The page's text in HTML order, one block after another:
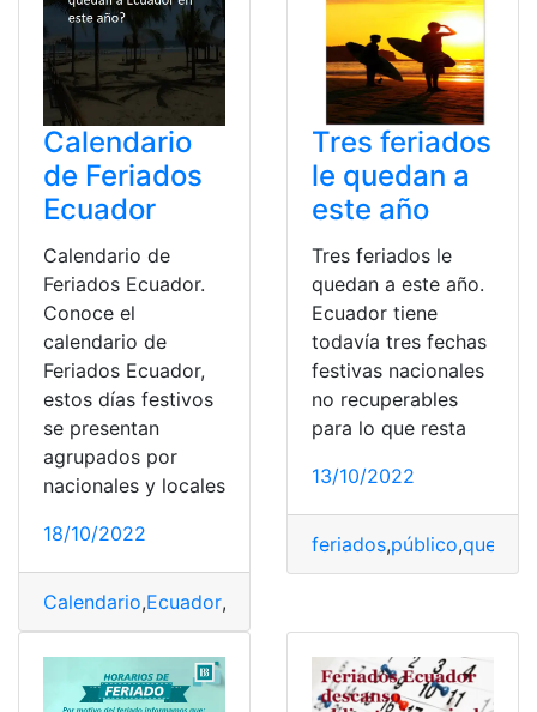
Calendario
de Feriados
Ecuador
Calendario de
Feriados Ecuador.
Conoce el
calendario de
Feriados Ecuador,
estos días festivos
se presentan
agrupados por
nacionales y locales
18/10/2022
Calendario,Ecuador,
Tres feriados
le quedan a
este año
Tres feriados le
quedan a este año.
Ecuador tiene
todavía tres fechas
festivas nacionales
no recuperables
para lo que resta
13/10/2022
feriados,público,quedan